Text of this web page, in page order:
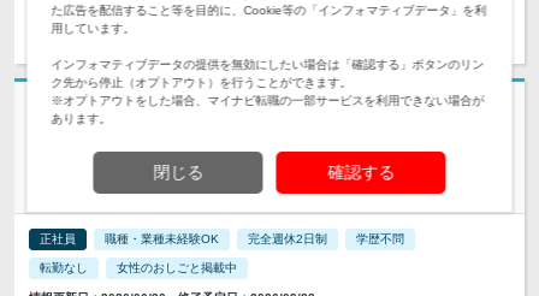
求人詳細を見る 気になる
志望動機・自己PR不要
(土日祝休み) ★退職金制度
自社保有ビルの【ビル管理業務スタッフ】★月給35万円～
正社員 職種・業種未経験OK 完全週休2日制 学歴不問
転勤なし 女性のおしごと掲載中
た広告を配信すること等を目的に、Cookie等の「インフォマティブデータ」を利
用しています。
インフォマティブデータの提供を無効にしたい場合は「確認する」ボタンのリン
ク先から停止（オプトアウト）を行うことができます。
※オプトアウトをした場合、マイナビ転職の一部サービスを利用できない場合が
あります。
閉じる 確認する